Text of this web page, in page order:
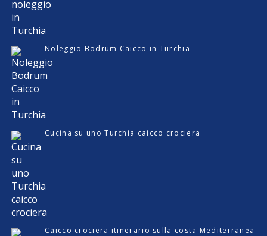
Noleggio Bodrum Caicco in Turchia
Cucina su uno Turchia caicco crociera
Caicco crociera itinerario sulla costa Mediterranea